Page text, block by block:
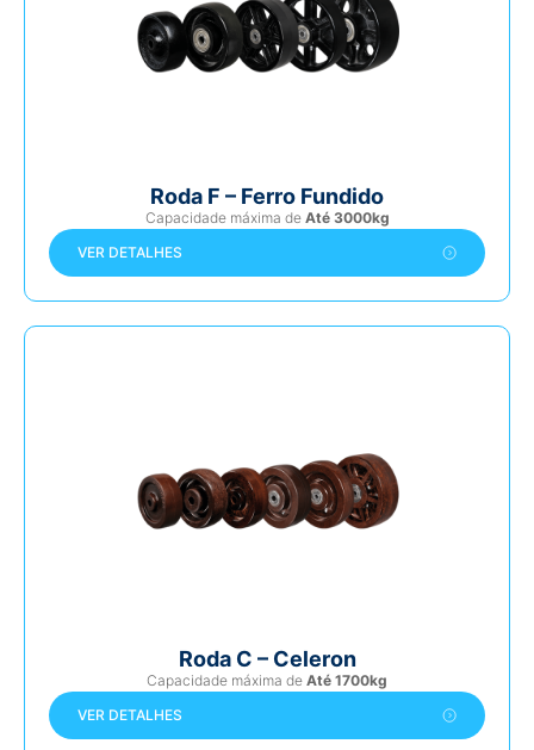
Roda F – Ferro Fundido
Capacidade máxima de Até 3000kg
VER DETALHES
Roda C – Celeron
Capacidade máxima de Até 1700kg
VER DETALHES